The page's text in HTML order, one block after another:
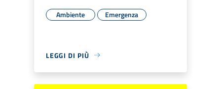
Ambiente Emergenza
LEGGI DI PIÙ